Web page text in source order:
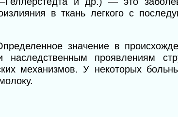
в ткань легкого с
значение в
проявлениям
механизмов. У некоторых